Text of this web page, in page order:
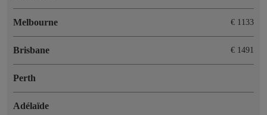
Melbourne € 1133
Brisbane € 1491
Perth
Adélaïde